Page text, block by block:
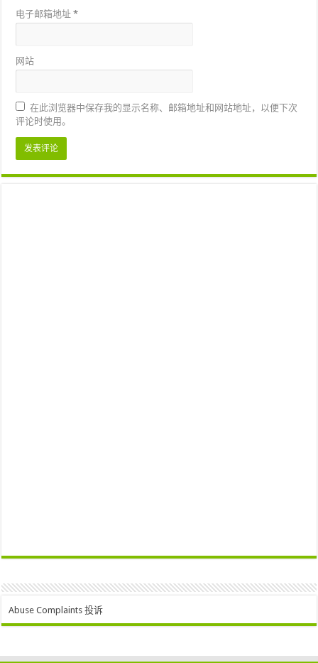
电子邮箱地址*
网站
在此浏览器中保存我的显示名称、邮箱地址和网站地址，以便下次
评论时使用。
Abuse Complaints 投诉